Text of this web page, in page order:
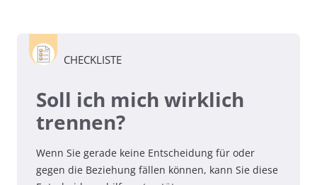
CHECKLISTE
Soll ich mich wirklich
trennen?
Wenn Sie gerade keine Entscheidung für oder
gegen die Beziehung fällen können, kann Sie diese